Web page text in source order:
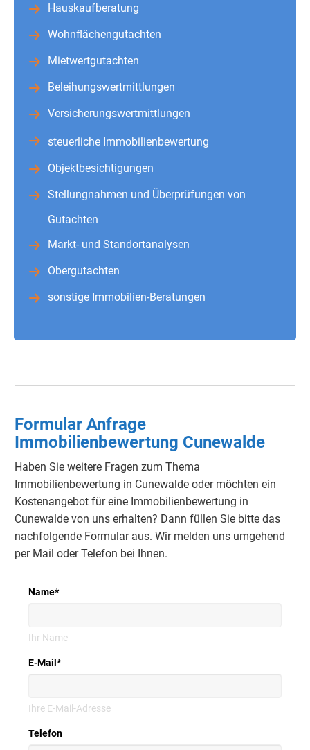
Hauskaufberatung
Wohnflächengutachten
Mietwertgutachten
Beleihungswertmittlungen
Versicherungswertmittlungen
steuerliche Immobilienbewertung
Objektbesichtigungen
Stellungnahmen und Überprüfungen von
Gutachten
Markt- und Standortanalysen
Obergutachten
sonstige Immobilien-Beratungen
Formular Anfrage
Immobilienbewertung Cunewalde
Haben Sie weitere Fragen zum Thema
Immobilienbewertung in Cunewalde oder möchten ein
Kostenangebot für eine Immobilienbewertung in
Cunewalde von uns erhalten? Dann füllen Sie bitte das
nachfolgende Formular aus. Wir melden uns umgehend
per Mail oder Telefon bei Ihnen.
Name*
Ihr Name
E-Mail *
Ihre E-Mail-Adresse
Telefon